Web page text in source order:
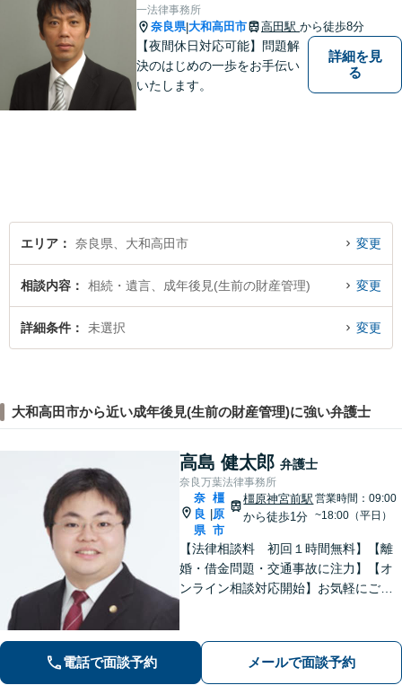
一法律事務所
奈良県|大和高田市 高田駅 から徒歩8分
【夜間休日対応可能】問題解
決のはじめの一歩をお手伝い
いたします。
詳細を見
る
エリア 奈良県、大和高田市 変更
相談内容 相続・遺言、成年後見(生前の財産管理) 変更
詳細条件 未選択 変更
大和高田市から近い成年後見(生前の財産管理)に強い弁護士
高島 健太郎 弁護士
奈良万葉法律事務所
奈
良
県
橿
原
市
橿原神宮前駅
から徒歩1分
営業時間：09:00
~18:00（平日）
【法律相談料 初回１時間無料】【離
婚・借金問題・交通事故に注力】【オ
ンライン相談対応開始】お気軽にご相
ます。【土日・夜間相談に対応】
電話で面談予約 メールで面談予約